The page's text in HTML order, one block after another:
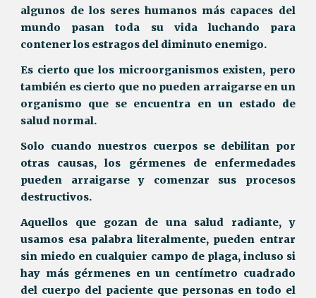
algunos de los seres humanos más capaces del
mundo pasan toda su vida luchando para
contener los estragos del diminuto enemigo.
Es cierto que los microorganismos existen, pero
también es cierto que no pueden arraigarse en un
organismo que se encuentra en un estado de
salud normal.
Solo cuando nuestros cuerpos se debilitan por
otras causas, los gérmenes de enfermedades
pueden arraigarse y comenzar sus procesos
destructivos.
Aquellos que gozan de una salud radiante, y
usamos esa palabra literalmente, pueden entrar
sin miedo en cualquier campo de plaga, incluso si
hay más gérmenes en un centímetro cuadrado
del cuerpo del paciente que personas en todo el